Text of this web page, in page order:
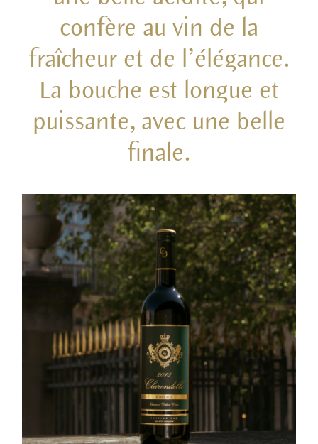
confère au vin de la
fraîcheur et de l’élégance.
La bouche est longue et
puissante, avec une belle
finale.